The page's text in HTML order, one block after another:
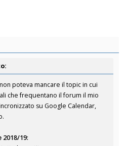
poteva mancare il topic in cui
che frequentano il forum il mio
su Google Calendar,
2018/19: